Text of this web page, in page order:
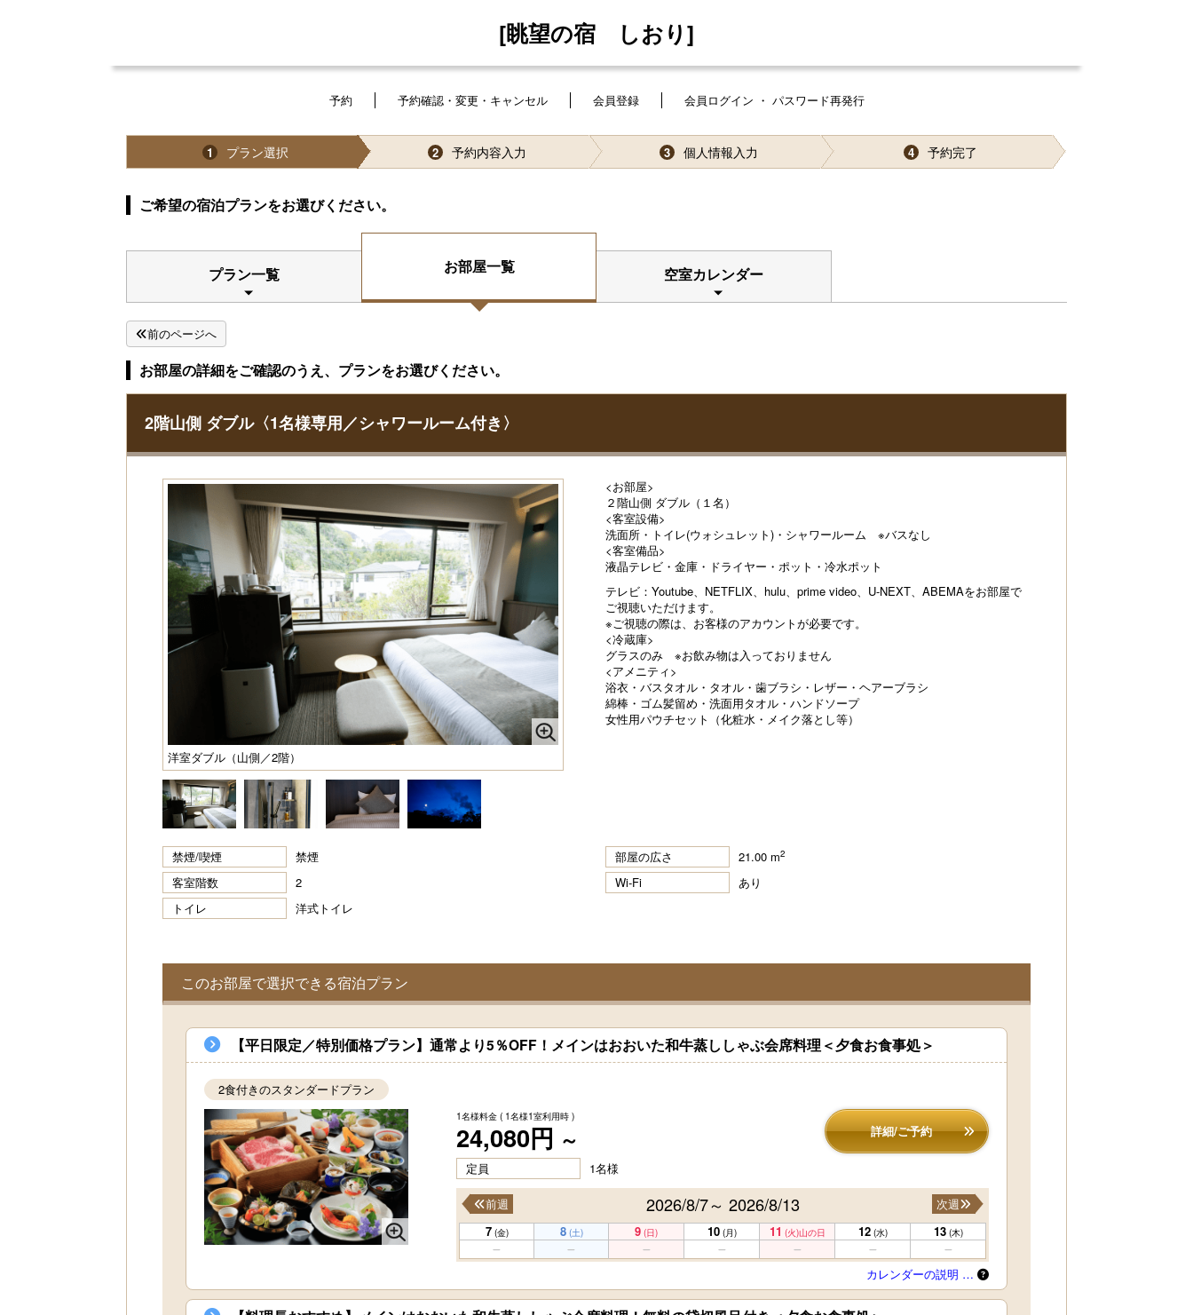
[眺望の宿 しおり]
予約 予約確認・変更・キャンセル 会員登録 会員ログイン ・ パスワード再発行
1 プラン選択 2 予約内容入力 3 個人情報入力 4 予約完了
ご希望の宿泊プランをお選びください。
プラン一覧 お部屋一覧 空室カレンダー
前のページへ
お部屋の詳細をご確認のうえ、プランをお選びください。
2階山側 ダブル〈1名様専用／シャワールーム付き〉
洋室ダブル（山側／2階）
<お部屋>
２階山側 ダブル（１名）
<客室設備>
洗面所・トイレ(ウォシュレット)・シャワールーム ※バスなし
<客室備品>
液晶テレビ・金庫・ドライヤー・ポット・冷水ポット
テレビ：Youtube、NETFLIX、hulu、prime video、U-NEXT、ABEMAをお部屋で
ご視聴いただけます。
※ご視聴の際は、お客様のアカウントが必要です。
<冷蔵庫>
グラスのみ ※お飲み物は入っておりません
<アメニティ>
浴衣・バスタオル・タオル・歯ブラシ・レザー・ヘアーブラシ
綿棒・ゴム髪留め・洗面用タオル・ハンドソープ
女性用パウチセット（化粧水・メイク落とし等）
禁煙/喫煙 禁煙 部屋の広さ 21.00 m2
客室階数 2 Wi-Fi
あり
トイレ
洋式トイレ
このお部屋で選択できる宿泊プラン
【平日限定／特別価格プラン】通常より5％OFF！メインはおおいた和牛蒸ししゃぶ会席料理＜夕食お食事処＞
2食付きのスタンダードプラン
1名様料金 ( 1名様1室利用時 )
24,080円 ～ 詳細/ご予約
定員 1名様
2026/8/7～ 2026/8/13
前週
次週
7 (金) 8 (土) 9 (日) 10 (月) 11 (火)山の日 12 (水) 13 (木)
カレンダーの説明 …